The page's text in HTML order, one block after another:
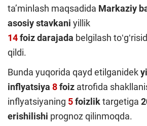
taʼminlash maqsadida Markaziy
asosiy stavkani yillik
14foiz darajada belgilash
qildi.
Bunda yuqorida qayd etilganidek
inflyatsiya 8foiz atrofida
inflyatsiyaning 5foizliktargetiga
erishilishi prognoz qilinmoqda.